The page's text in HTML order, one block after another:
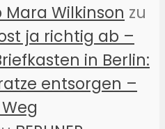
Wilkinson zu
ja richtig ab –
in Berlin:
entsorgen –